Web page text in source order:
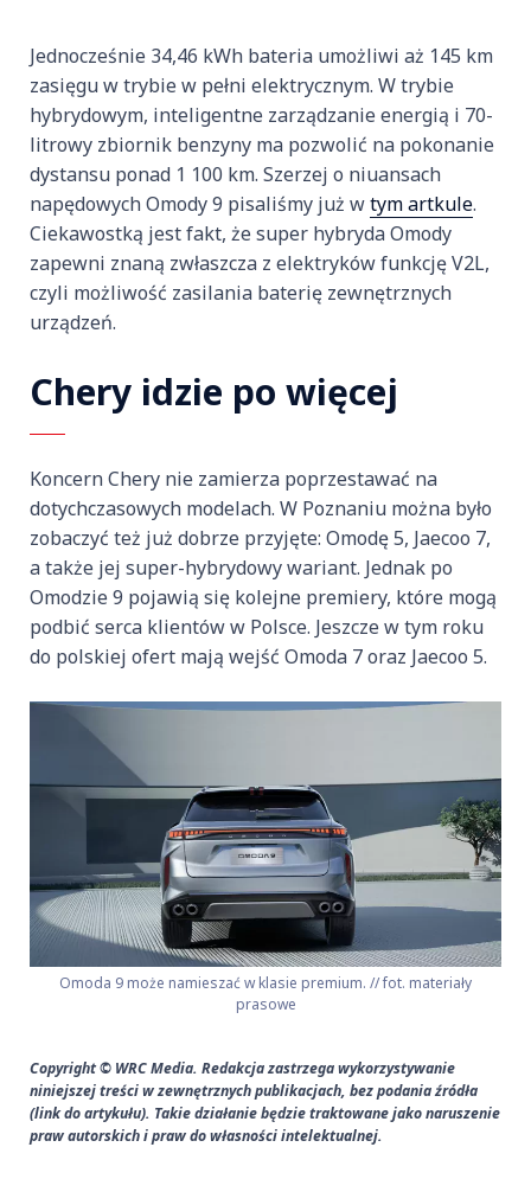
Jednocześnie 34,46 kWh bateria umożliwi aż 145 km
zasięgu w trybie w pełni elektrycznym. W trybie
hybrydowym, inteligentne zarządzanie energią i 70-
litrowy zbiornik benzyny ma pozwolić na pokonanie
dystansu ponad 1 100 km. Szerzej o niuansach
napędowych Omody 9 pisaliśmy już wtym artkule.
Ciekawostką jest fakt, że super hybryda Omody
zapewni znaną zwłaszcza z elektryków funkcję V2L,
czyli możliwość zasilania baterię zewnętrznych
urządzeń.
Chery idzie po więcej
Koncern Chery nie zamierza poprzestawać na
dotychczasowych modelach. W Poznaniu można było
zobaczyć też już dobrze przyjęte: Omodę 5, Jaecoo 7,
a także jej super-hybrydowy wariant. Jednak po
Omodzie 9 pojawią się kolejne premiery, które mogą
podbić serca klientów w Polsce. Jeszcze w tym roku
do polskiej ofert mają wejść Omoda 7 oraz Jaecoo 5.
Omoda 9 może namieszać w klasie premium. // fot. materiały
prasowe
Copyright © WRC Media. Redakcja zastrzega wykorzystywanie
niniejszej treści w zewnętrznych publikacjach, bez podania źródła
(link do artykułu). Takie działanie będzie traktowane jako naruszenie
praw autorskich i praw do własności intelektualnej.